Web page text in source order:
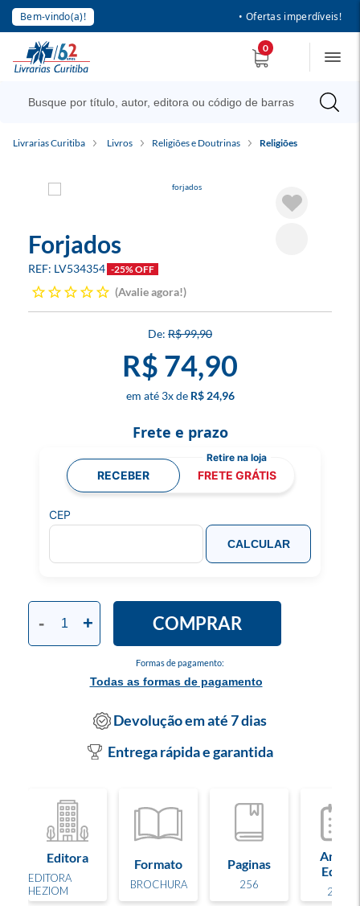
Bem-vindo(a)! • Ofertas imperdíveis!
0
Livrarias Curitiba Livros Religiões e Doutrinas Religiões
Forjados
LV534354 -25% OFF
Avalie agora!
R$ 99,90
R$ 74,90
3x R$ 24,96
Formas de pagamento:
Todas as formas de pagamento
- + COMPRAR
Frete e prazo
RECEBER FRETE GRÁTIS
CEP
CALCULAR
Devolução em até 7 dias
Entrega rápida e garantida
Editora
EDITORA
HEZIOM
Formato
BROCHURA
Paginas
256
Ano de
Edição
2025